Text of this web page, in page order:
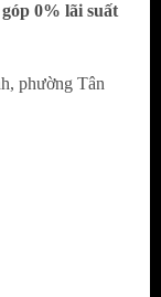
0% lãi suất
phường Tân